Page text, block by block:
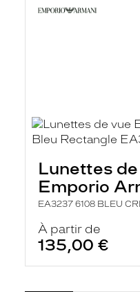
Lunettes
Emporio
EA3237 6108 BLEU
À partir de
135,00 €